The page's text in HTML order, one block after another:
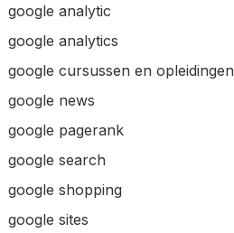
google analytic
google analytics
google cursussen en opleidingen
google news
google pagerank
google search
google shopping
google sites